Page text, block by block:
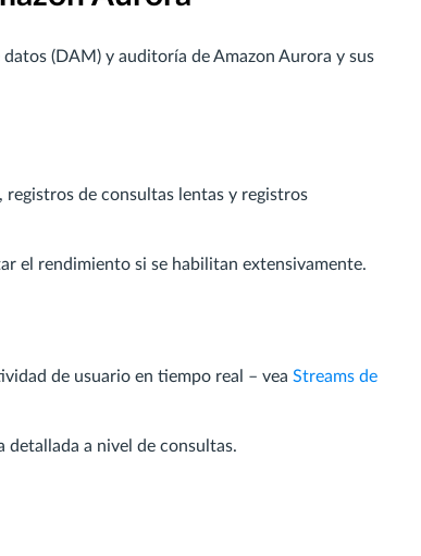
(DAM) y auditoría de Amazon Aurora y sus
registros de consultas lentas y registros
el rendimiento si se habilitan extensivamente.
de usuario en tiempo real – vea Streams de
detallada a nivel de consultas.